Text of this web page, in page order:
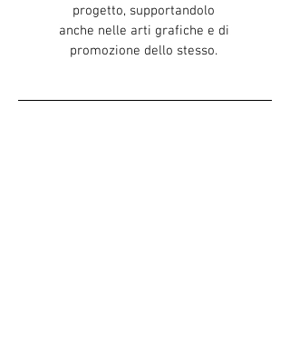
progetto, supportandolo
anche nelle arti grafiche e di
promozione dello stesso.